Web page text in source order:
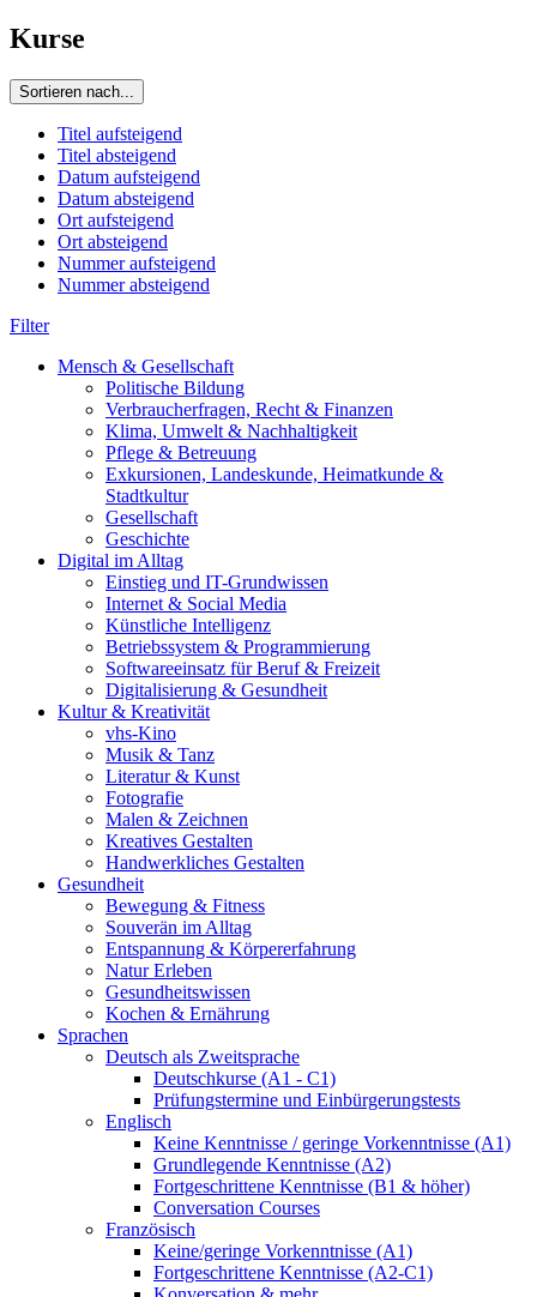
Kurse
Sortieren nach...
Titel aufsteigend
Titel absteigend
Datum aufsteigend
Datum absteigend
Ort aufsteigend
Ort absteigend
Nummer aufsteigend
Nummer absteigend
Filter
Mensch & Gesellschaft
Politische Bildung
Verbraucherfragen, Recht & Finanzen
Klima, Umwelt & Nachhaltigkeit
Pflege & Betreuung
Exkursionen, Landeskunde, Heimatkunde &
Stadtkultur
Gesellschaft
Geschichte
Digital im Alltag
Einstieg und IT-Grundwissen
Internet & Social Media
Künstliche Intelligenz
Betriebssystem & Programmierung
Softwareeinsatz für Beruf & Freizeit
Digitalisierung & Gesundheit
Kultur & Kreativität
vhs-Kino
Musik & Tanz
Literatur & Kunst
Fotografie
Malen & Zeichnen
Kreatives Gestalten
Handwerkliches Gestalten
Gesundheit
Bewegung & Fitness
Souverän im Alltag
Entspannung & Körpererfahrung
Natur Erleben
Gesundheitswissen
Kochen & Ernährung
Sprachen
Deutsch als Zweitsprache
Deutschkurse (A1 - C1)
Prüfungstermine und Einbürgerungstests
Englisch
Keine Kenntnisse / geringe Vorkenntnisse (A1)
Grundlegende Kenntnisse (A2)
Fortgeschrittene Kenntnisse (B1 & höher)
Conversation Courses
Französisch
Keine/geringe Vorkenntnisse (A1)
Fortgeschrittene Kenntnisse (A2-C1)